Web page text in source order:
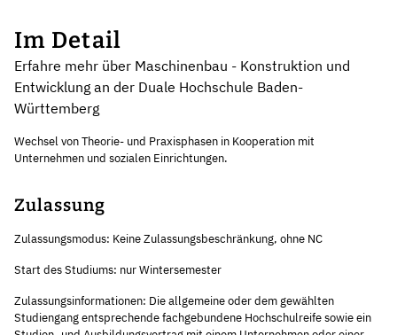
Im Detail
Erfahre mehr über Maschinenbau - Konstruktion und
Entwicklung an der Duale Hochschule Baden-
Württemberg
Wechsel von Theorie- und Praxisphasen in Kooperation mit
Unternehmen und sozialen Einrichtungen.
Zulassung
Zulassungsmodus: Keine Zulassungsbeschränkung, ohne NC
Start des Studiums: nur Wintersemester
Zulassungsinformationen: Die allgemeine oder dem gewählten
Studiengang entsprechende fachgebundene Hochschulreife sowie ein